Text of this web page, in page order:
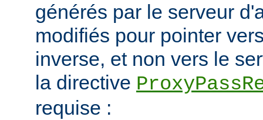
générés par le serveur
modifiés pour pointer
inverse, et non vers le
la directive
requise :